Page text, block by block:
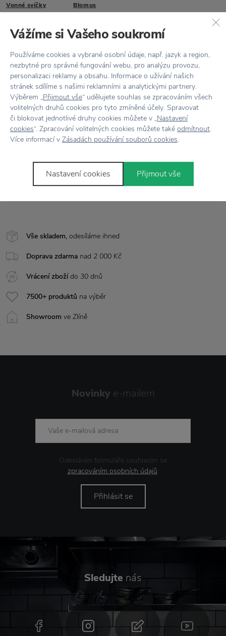
Vše skladem, odesíláme ihned
Doprava zdarma nad 2 000 Kč
Vrácení zbožído 30 dnů
7500+ produktů na výběr
Showroom ve Zlíně
Vonné svíčky Blomus
Vlastnosti
Kód produktu 65658
EAN 4008832656583
Barva Šedá
Doba hoření
Materiál Beton / Sójový vosk
Novinky e-mailem
Odesláním formuláře souhlasím se
zpracováním osobních údajů.
Přihlásit se
Sledujte nás
Vážíme si Vašeho soukromí
Používáme cookies a vybrané osobní údaje, např. jazyk a region,
nezbytné pro správné fungování webu, pro analýzu provozu,
personalizaci reklamy a obsahu. Informace o užívání našich
stránek sdílíme s našimi reklamními a analytickými partnery.
Výběrem „Přijmout vše“ udělujete souhlas se zpracováním všech
volitelných druhů cookies pro tyto zmíněné účely. Spravovat
či blokovat jednotlivé druhy cookies můžete v „Nastavení
cookies“. Zpracování volitelných cookies můžete také odmítnout.
Více informací v Zásadách používání souborů cookies.
Nastavení cookies Přijmout vše